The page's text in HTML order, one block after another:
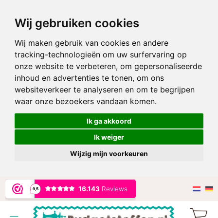
Wij gebruiken cookies
Wij maken gebruik van cookies en andere
tracking-technologieën om uw surfervaring op
onze website te verbeteren, om gepersonaliseerde
inhoud en advertenties te tonen, om ons
websiteverkeer te analyseren en om te begrijpen
waar onze bezoekers vandaan komen.
Ik ga akkoord
Ik weiger
Wijzig mijn voorkeuren
naar